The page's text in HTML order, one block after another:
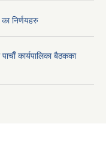
का निर्णयहरु
पाचाै‌ँ कार्यपालिका बैठकका